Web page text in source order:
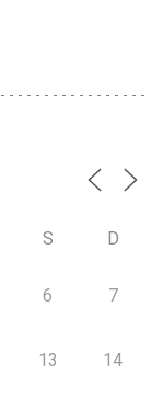
S D
6 7
13 14